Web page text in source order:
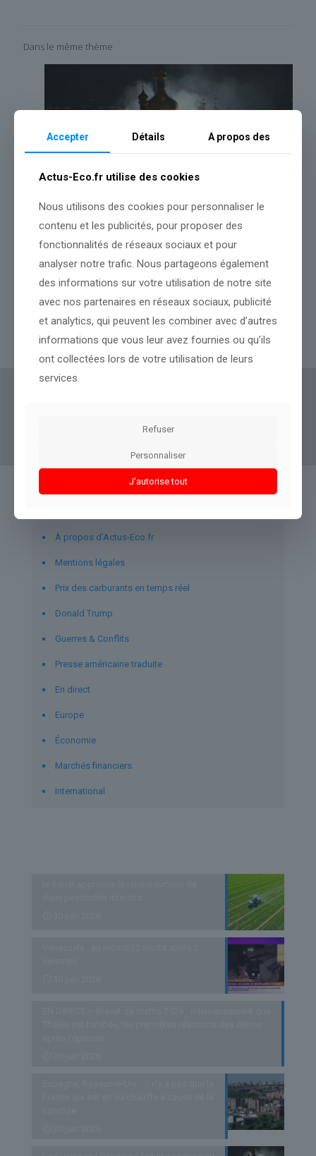
Dans le même thème
La Guerre en Ukraine ne faiblit pas avec au moins neuf morts
Lire l’article
boursières, décryptées pour tous.
À propos d’Actus-Eco.fr
Mentions légales
Prix des carburants en temps réel
Donald Trump
Guerres & Conflits
Presse américaine traduite
En direct
Europe
Économie
Marchés financiers
International
Accepter Détails A propos des
Actus-Eco.fr utilise des cookies
Nous utilisons des cookies pour personnaliser le
contenu et les publicités, pour proposer des
fonctionnalités de réseaux sociaux et pour
analyser notre trafic. Nous partageons également
des informations sur votre utilisation de notre site
avec nos partenaires en réseaux sociaux, publicité
et analytics, qui peuvent les combiner avec d’autres
informations que vous leur avez fournies ou qu’ils
ont collectées lors de votre utilisation de leurs
services.
Refuser
Personnaliser
J'autorise tout